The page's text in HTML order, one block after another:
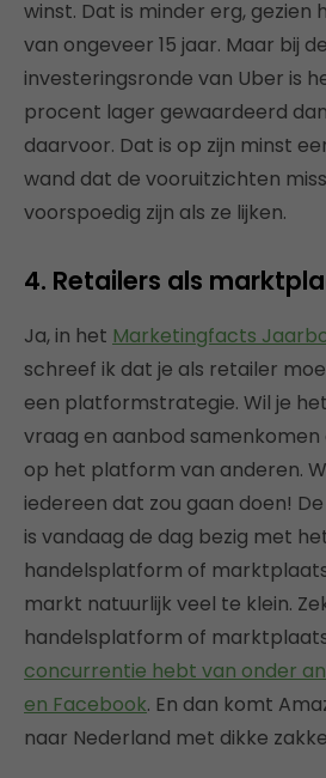
winst. Dat is minder erg, gezien
van ongeveer 15 jaar. Maar bij
investeringsronde van Uber is
procent lager gewaardeerd
daarvoor. Dat is op zijn minst
wand dat de vooruitzichten
voorspoedig zijn als ze lijken.
4. Retailers als
Ja, in het Marketingfacts
schreef ik dat je als retailer
een platformstrategie. Wil je
vraag en aanbod
op het platform van anderen.
iedereen dat zou gaan doen!
is vandaag de dag bezig met
handelsplatform of
markt natuurlijk veel te klein.
handelsplatform of
concurrentie hebt van onder
en Facebook. En dan komt
naar Nederland met dikke